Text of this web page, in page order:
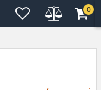
0